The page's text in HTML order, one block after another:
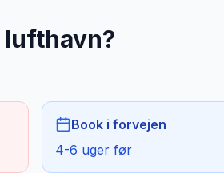
lufthavn?
Book i forvejen
4-6 uger før